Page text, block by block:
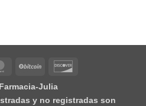
MasterCardBitCoin
Farmacia-Julia
y no registradas son